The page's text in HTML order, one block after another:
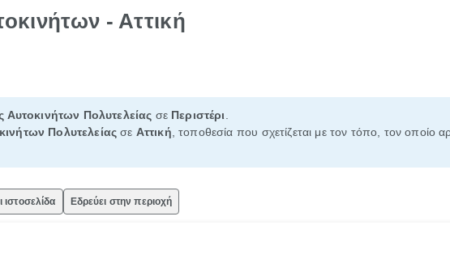
- Αττική
Αυτοκινήτων Πολυτελείας σε Περιστέρι
Πολυτελείας σε Αττική , τοποθεσία που σχετίζεται με τον τόπο, τον οποίο
ιστοσελίδα Εδρεύει στην περιοχή